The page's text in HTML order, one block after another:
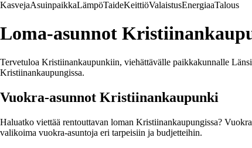
KasvejaAsuinpaikkaLämpöTaideKeittiöValaistusEnergiaaTalous
Loma-asunnot
Tervetuloa Kristiinankaupunkiin, viehättävälle paikkakunnalle
Kristiinankaupungissa.
Vuokra-asunnot Kristiinankaupunki
Haluatko viettää rentouttavan loman Kristiinankaupungissa?
valikoima vuokra-asuntoja eri tarpeisiin ja budjetteihin.